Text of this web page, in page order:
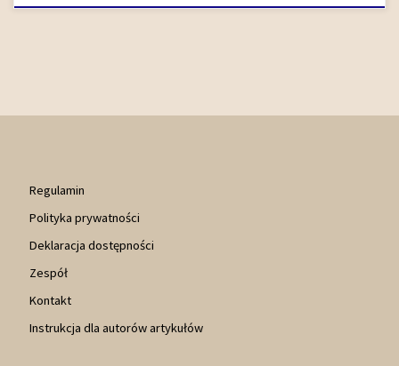
Regulamin
Polityka prywatności
Deklaracja dostępności
Zespół
Kontakt
Instrukcja dla autorów artykułów